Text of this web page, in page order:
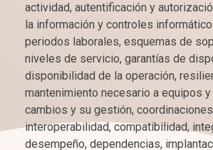
actividad, autentificación y
la información y controles
periodos laborales, esquemas de
niveles de servicio, garantías de
disponibilidad de la operación,
mantenimiento necesario a equipos
cambios y su gestión,
interoperabilidad, compatibilidad,
desempeño, dependencias,